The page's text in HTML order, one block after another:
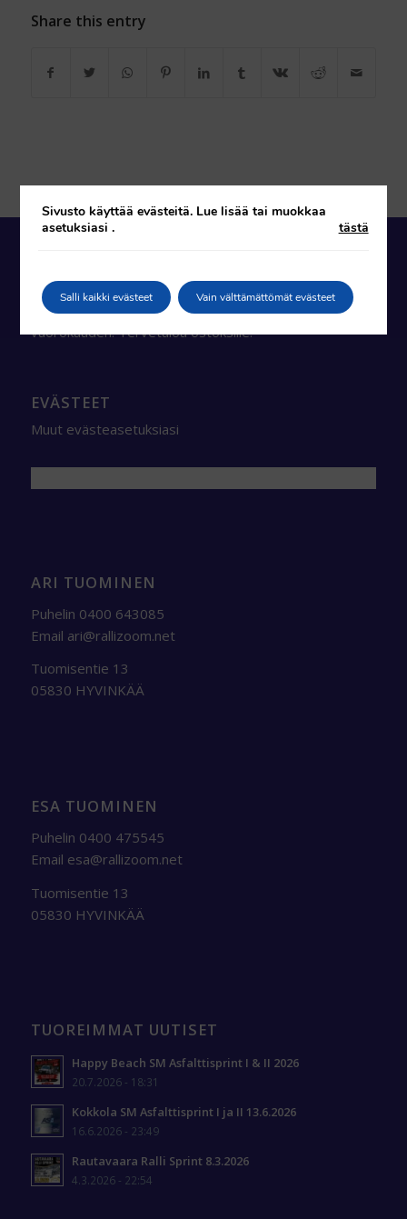
Share this entry
AUKIOLOAJAT
Verkkokauppamme on käytettävissä ympäri
vuorokauden. Tervetuloa ostoksille!
EVÄSTEET
Muut evästeasetuksiasi
ARI TUOMINEN
Puhelin 0400 643085
Email ari@rallizoom.net
Tuomisentie 13
05830 HYVINKÄÄ
ESA TUOMINEN
Puhelin 0400 475545
Email esa@rallizoom.net
Tuomisentie 13
05830 HYVINKÄÄ
TUOREIMMAT UUTISET
Happy Beach SM Asfalttisprint I & II 2026
20.7.2026 - 18:31
Kokkola SM Asfalttisprint I ja II 13.6.2026
16.6.2026 - 23:49
Rautavaara Ralli Sprint 8.3.2026
4.3.2026 - 22:54
Sivusto käyttää evästeitä. Lue lisää tai muokkaa
asetuksiasi
tästä
.
Salli kaikki evästeet Vain välttämättömät evästeet